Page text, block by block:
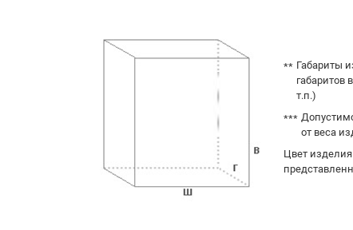
Габариты
габаритов
т.п.)
от веса
Цвет